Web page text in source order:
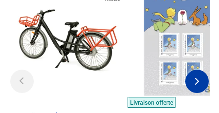
Livraison offerte